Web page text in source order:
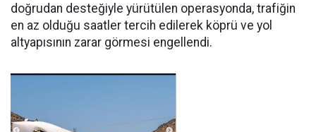
doğrudan desteğiyle yürütülen operasyonda, trafiğin
en az olduğu saatler tercih edilerek köprü ve yol
altyapısının zarar görmesi engellendi.